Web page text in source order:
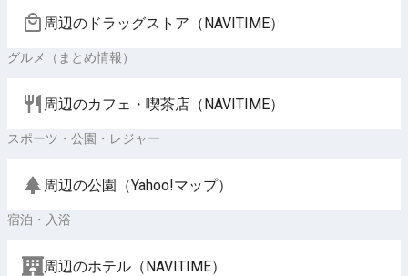
周辺のドラッグストア（NAVITIME）
グルメ（まとめ情報）
周辺のカフェ・喫茶店（NAVITIME）
スポーツ・公園・レジャー
周辺の公園（Yahoo!マップ）
宿泊・入浴
周辺のホテル（NAVITIME）